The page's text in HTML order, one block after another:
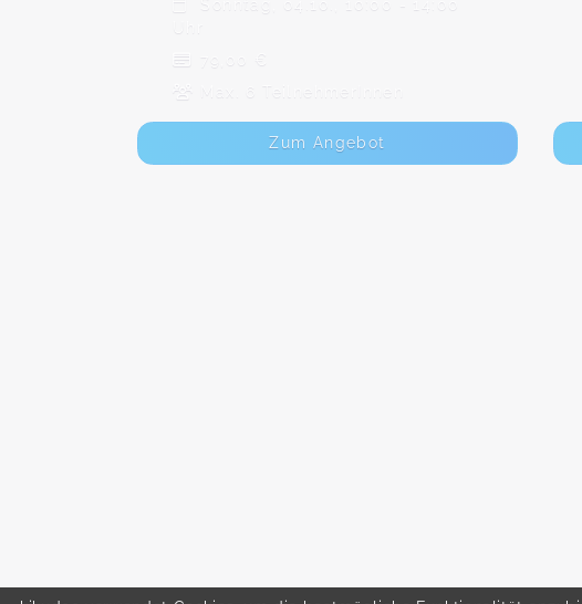
Sonntag, 04.10., 10:00 - 14:00
79,00 €
Max. 6 TeilnehmerInnen
Zum Angebot